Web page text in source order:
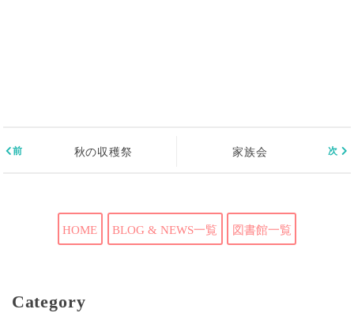
秋の収穫祭 家族会
HOME BLOG & NEWS一覧 図書館一覧
Category